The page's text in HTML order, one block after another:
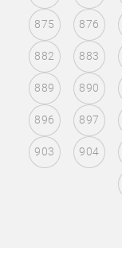
875 876
882 883
889 890
896 897
903 904